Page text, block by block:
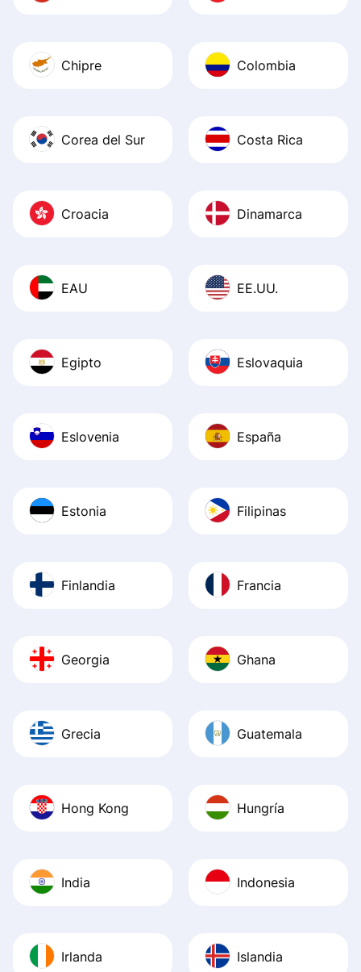
Chipre Colombia
Corea del Sur Costa Rica
Croacia Dinamarca
EAU EE.UU.
Egipto Eslovaquia
Eslovenia España
Estonia Filipinas
Finlandia Francia
Georgia Ghana
Grecia Guatemala
Hong Kong Hungría
India Indonesia
Irlanda Islandia